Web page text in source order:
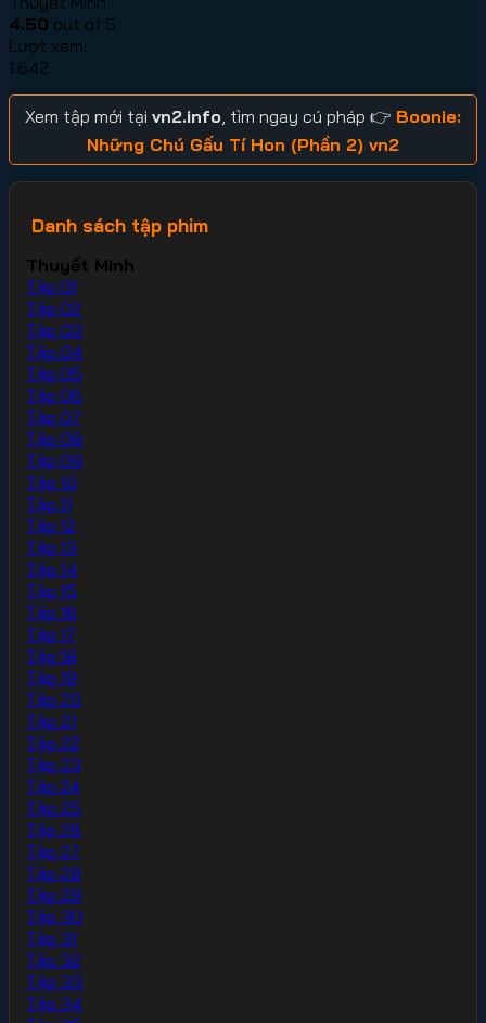
4.50 out of 5
Lượt xem:
1.642
Xem tập mới tại vn2.info , tìm ngay cú pháp 👉 Boonie:
Những Chú Gấu Tí Hon (Phần 2) vn2
Danh sách tập phim
Thuyết Minh
Tập 01
Tập 02
Tập 03
Tập 04
Tập 05
Tập 06
Tập 07
Tập 08
Tập 09
Tập 10
Tập 11
Tập 12
Tập 13
Tập 14
Tập 15
Tập 16
Tập 17
Tập 18
Tập 19
Tập 20
Tập 21
Tập 22
Tập 23
Tập 24
Tập 25
Tập 26
Tập 27
Tập 28
Tập 29
Tập 30
Tập 31
Tập 32
Tập 33
Tập 34